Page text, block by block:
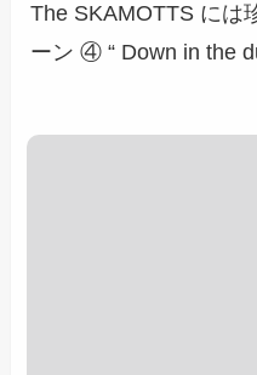
The SKAMOTTS には
ーン ④ “ Down in the